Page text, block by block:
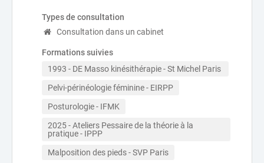
Types de consultation
Consultation dans un cabinet
Formations suivies
1993 - DE Masso kinésithérapie - St Michel Paris
Pelvi-périnéologie féminine - EIRPP
Posturologie - IFMK
2025 - Ateliers Pessaire de la théorie à la
pratique - IPPP
Malposition des pieds - SVP Paris